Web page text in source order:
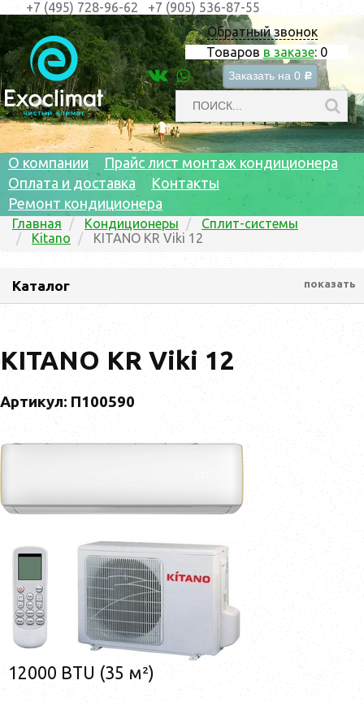
Обратный звонок
Товаров в заказе: 0
Заказать на 0 c
+7 (495) 728-96-62 +7 (905) 536-87-55
О компании
Прайс лист монтаж кондиционера
Оплата и доставка
Контакты
Ремонт кондиционера
Главная Кондиционеры
Сплит-системы
Kitano
KITANO KR Viki 12
Каталог показать
KITANO KR Viki 12
Артикул: П100590
12000 BTU (35 м²)